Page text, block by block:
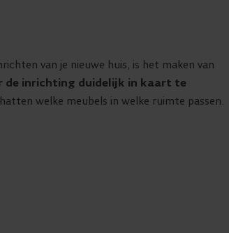
van je nieuwe huis, is het maken van
de inrichting duidelijk in kaart te
welke meubels in welke ruimte passen.